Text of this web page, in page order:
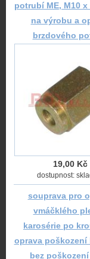
potrubí ME, M10 x
na výrobu a
brzdového
19,00 Kč
dostupnost:
souprava pro
vmáčklého
karosérie po
oprava poškození
bez